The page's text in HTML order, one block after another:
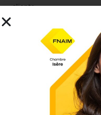
clients.
tout en œuvre pour vous
vos projets immobiliers
dans le cadre de la
respect des valeurs
marque de fabrique de